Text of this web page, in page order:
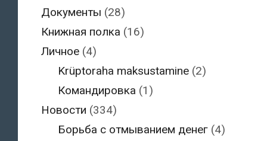
Документы (28)
Книжная полка (16)
Личное(4)
Krüptoraha maksustamine (2)
Командировка (1)
Новости (334)
Борьба с отмыванием денег (4)